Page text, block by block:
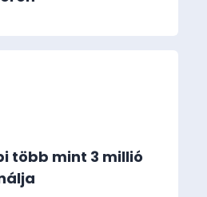
több mint 3 millió